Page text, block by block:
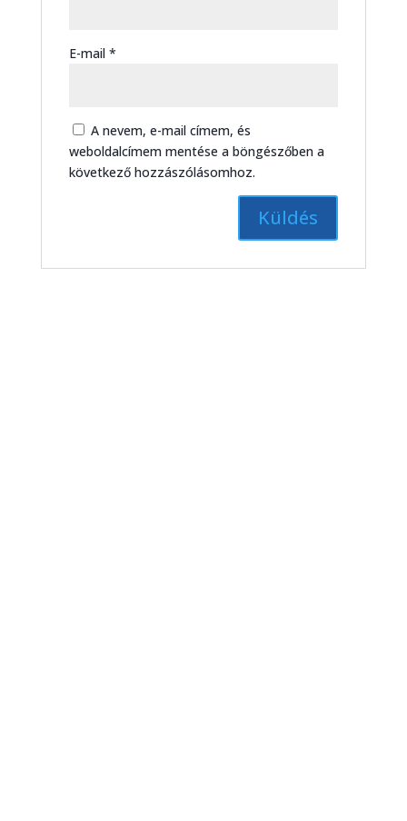
E-mail *
A nevem, e-mail címem, és
weboldalcímem mentése a böngészőben a
következő hozzászólásomhoz.